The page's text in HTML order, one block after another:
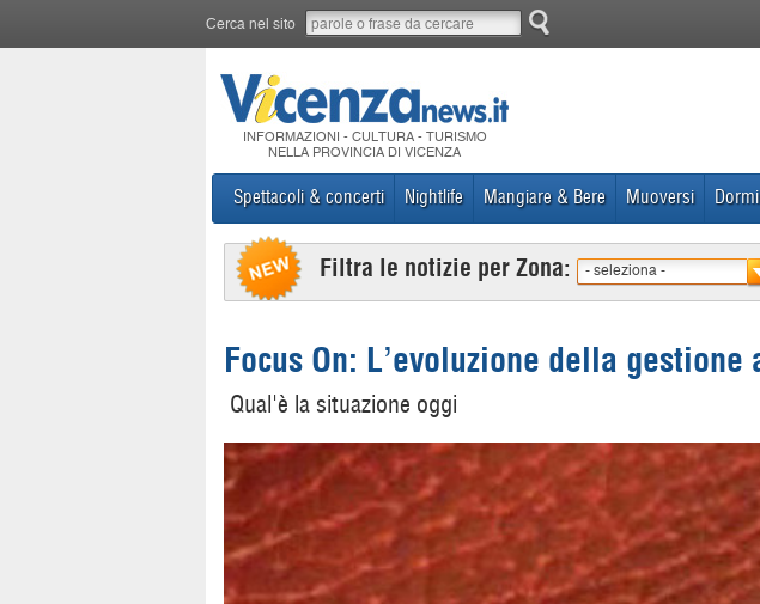
Cerca nel sito
INFORMAZIONI - CULTURA - TURISMO
NELLA PROVINCIA DI VICENZA
Spettacoli & concerti Nightlife Mangiare & Bere Muoversi
Filtra le notizie per Zona: - seleziona -
Focus On: L’evoluzione della
Qual'è la situazione oggi